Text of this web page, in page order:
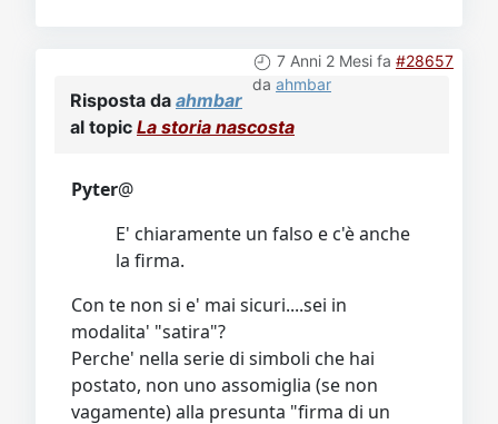
7 Anni 2 Mesi fa #28657
da ahmbar
Risposta da ahmbar
al topic La storia nascosta
Pyter@
E' chiaramente un falso e c'è anche
la firma.
Con te non si e' mai sicuri....sei in
modalita' "satira"?
Perche' nella serie di simboli che hai
postato, non uno assomiglia (se non
vagamente) alla presunta "firma di un